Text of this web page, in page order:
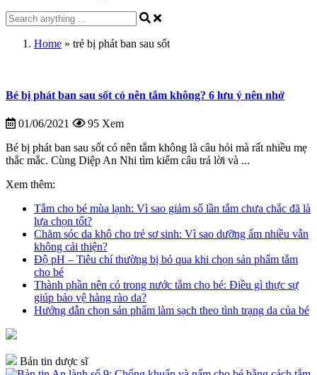
Home » trẻ bị phát ban sau sốt
Bé bị phát ban sau sốt có nên tắm không? 6 lưu ý nên nhớ
01/06/2021 95 Xem
Bé bị phát ban sau sốt có nên tắm không là câu hỏi mà rất nhiều mẹ
thắc mắc. Cùng Diệp An Nhi tìm kiếm câu trả lời và ...
Xem thêm:
Tắm cho bé mùa lạnh: Vì sao giảm số lần tắm chưa chắc đã là
lựa chọn tốt?
Chăm sóc da khô cho trẻ sơ sinh: Vì sao dưỡng ẩm nhiều vẫn
không cải thiện?
Độ pH – Tiêu chí thường bị bỏ qua khi chọn sản phẩm tắm
cho bé
Thành phần nên có trong nước tắm cho bé: Điều gì thực sự
giúp bảo vệ hàng rào da?
Hướng dẫn chọn sản phẩm làm sạch theo tình trạng da của bé
Bản tin dược sĩ